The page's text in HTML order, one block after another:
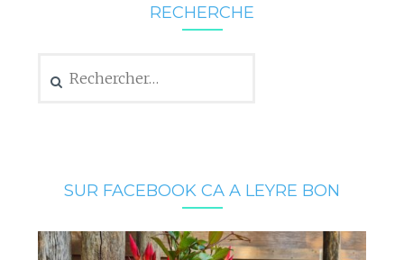
RECHERCHE
SUR FACEBOOK CA A LEYRE BON